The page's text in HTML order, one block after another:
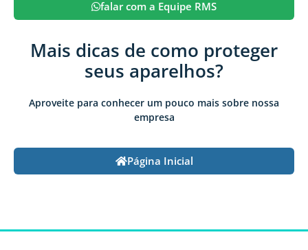
falar com a Equipe RMS
Mais dicas de como proteger
seus aparelhos?
Aproveite para conhecer um pouco mais sobre nossa
empresa
Página Inicial